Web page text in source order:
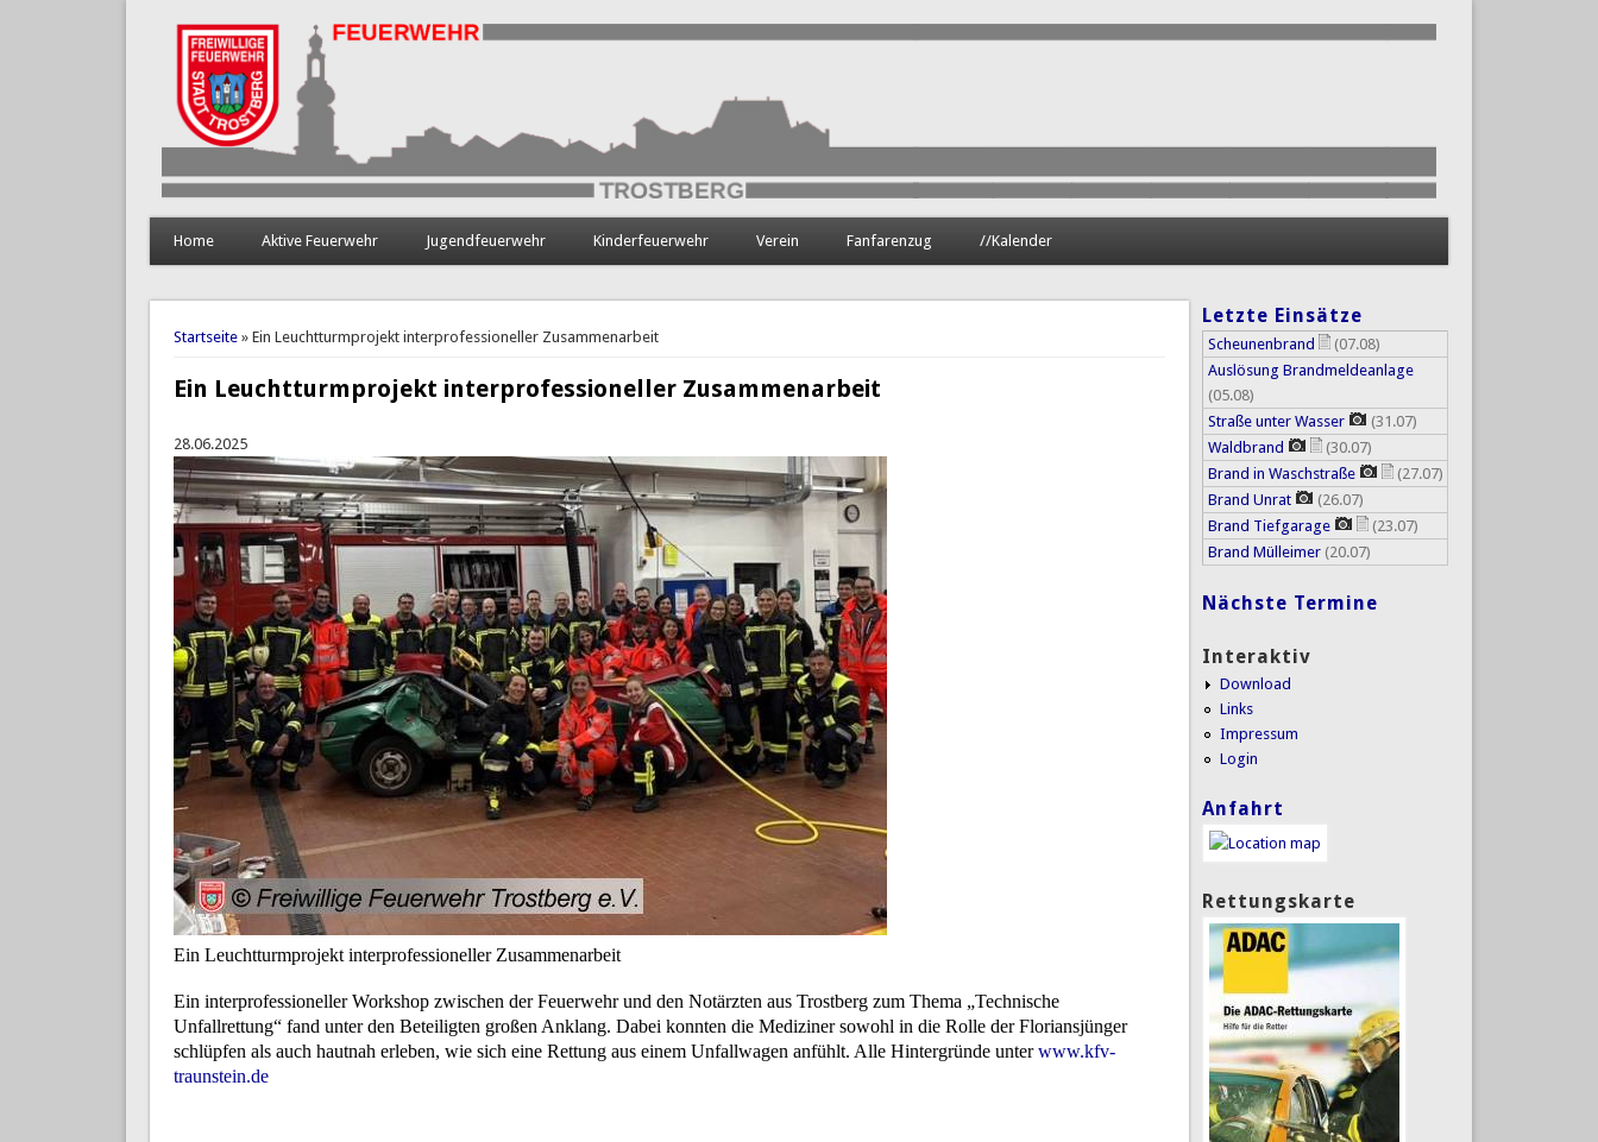
Home Aktive Feuerwehr Jugendfeuerwehr Kinderfeuerwehr Verein Fanfarenzug //Kalender
Sie sind hier
Startseite» Ein Leuchtturmprojekt interprofessioneller Zusammenarbeit
Ein Leuchtturmprojekt interprofessioneller Zusammenarbeit
28.06.2025
Ein Leuchtturmprojekt interprofessioneller Zusammenarbeit
Ein interprofessioneller Workshop zwischen der Feuerwehr und den Notärzten aus Trostberg zum Thema „Technische
Unfallrettung“ fand unter den Beteiligten großen Anklang. Dabei konnten die Mediziner sowohl in die Rolle der Floriansjünger
schlüpfen als auch hautnah erleben, wie sich eine Rettung aus einem Unfallwagen anfühlt. Alle Hintergründe unterwww.kfv-
traunstein.de
Letzte Einsätze
Scheunenbrand
(07.08)
Auslösung Brandmeldeanlage
(05.08)
Straße unter Wasser
(31.07)
Waldbrand
(30.07)
Brand in Waschstraße
(27.07)
Brand Unrat
(26.07)
Brand Tiefgarage
(23.07)
Brand Mülleimer (20.07)
Nächste Termine
Interaktiv
Download
Links
Impressum
Login
Anfahrt
Rettungskarte